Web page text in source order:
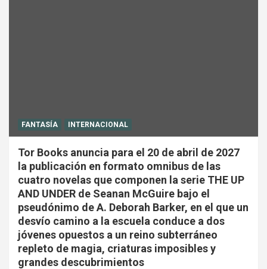
FANTASÍA INTERNACIONAL
Tor Books anuncia para el 20 de abril de 2027
la publicación en formato omnibus de las
cuatro novelas que componen la serie THE UP
AND UNDER de Seanan McGuire bajo el
pseudónimo de A. Deborah Barker, en el que un
desvío camino a la escuela conduce a dos
jóvenes opuestos a un reino subterráneo
repleto de magia, criaturas imposibles y
grandes descubrimientos